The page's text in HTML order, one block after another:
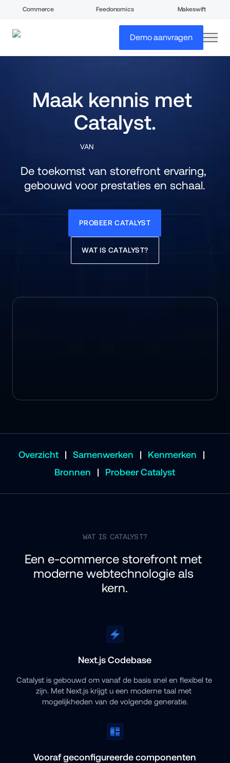
Commerce Feedonomics Makeswift
Demo aanvragen
Maak kennis met
Catalyst.
VAN
De toekomst van storefront ervaring,
gebouwd voor prestaties en schaal.
PROBEER CATALYST
WAT IS CATALYST?
Overzicht | Samenwerken | Kenmerken
|
Bronnen
| Probeer Catalyst
WAT IS CATALYST?
Een e-commerce storefront met
moderne webtechnologie als
kern.
Next.js Codebase
Catalyst is gebouwd om vanaf de basis snel en flexibel te
zijn. Met Next.js krijgt u een moderne taal met
mogelijkheden van de volgende generatie.
Vooraf geconfigureerde componenten